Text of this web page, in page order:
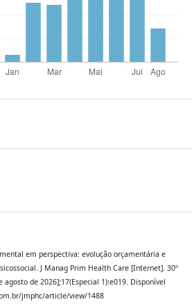
em perspectiva: evolução orçamentária e
J Manag Prim Health Care [Internet]. 30º
agosto de 2026];17(Especial 1):e019. Disponível
jmphc/article/view/1488